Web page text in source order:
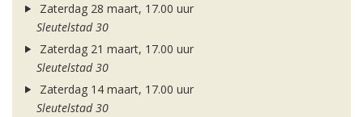
Zaterdag 28 maart, 17.00 uur
Sleutelstad 30
Zaterdag 21 maart, 17.00 uur
Sleutelstad 30
Zaterdag 14 maart, 17.00 uur
Sleutelstad 30